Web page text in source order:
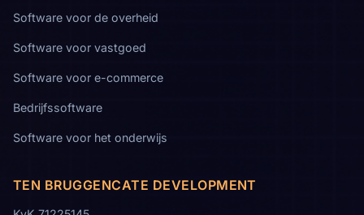
Software voor de overheid
Software voor vastgoed
Software voor e-commerce
Bedrijfssoftware
Software voor het onderwijs
TEN BRUGGENCATE DEVELOPMENT